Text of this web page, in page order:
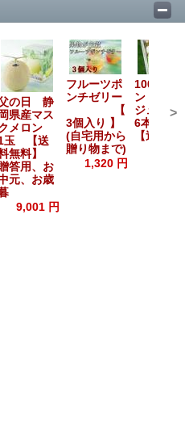
の日 静
岡県産マス
メロン
玉 【送
無料】
答用、お
元、お歳
9,001 円
フルーツポ
ンチゼリー
【
3個入り 】
(自宅用から
贈り物まで)
1,320 円
100パー
ントりん
ジュー
6本入り
【送料込
>